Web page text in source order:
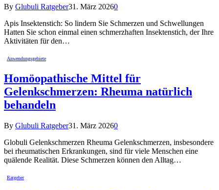
By Glubuli Ratgeber31. März 20260
Apis Insektenstich: So lindern Sie Schmerzen und Schwellungen
Hatten Sie schon einmal einen schmerzhaften Insektenstich, der Ihre
Aktivitäten für den…
Anwendungsgebiete
Homöopathische Mittel für
Gelenkschmerzen: Rheuma natürlich
behandeln
By Glubuli Ratgeber31. März 20260
Globuli Gelenkschmerzen Rheuma Gelenkschmerzen, insbesondere
bei rheumatischen Erkrankungen, sind für viele Menschen eine
quälende Realität. Diese Schmerzen können den Alltag…
Ratgeber